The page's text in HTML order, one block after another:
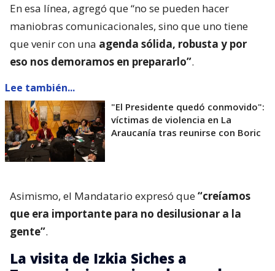
En esa línea, agregó que “no se pueden hacer
maniobras comunicacionales, sino que uno tiene
que venir con una agenda sólida, robusta y por
eso nos demoramos en prepararlo”.
Lee también...
"El Presidente quedó conmovido":
víctimas de violencia en La
Araucanía tras reunirse con Boric
Asimismo, el Mandatario expresó que“creíamos
que era importante para no desilusionar a la
gente”.
La visita de Izkia Siches a